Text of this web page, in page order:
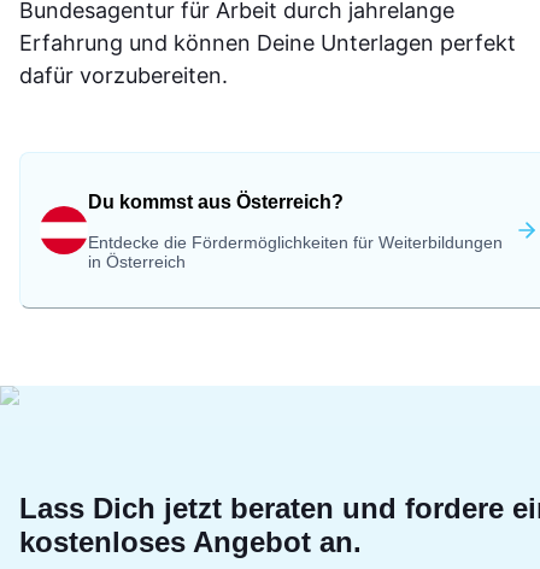
Bundesagentur für Arbeit durch jahrelange
Erfahrung und können Deine Unterlagen perfekt
dafür vorzubereiten.
Du kommst aus Österreich?
Entdecke die Fördermöglichkeiten für Weiterbildungen
in Österreich
Lass Dich jetzt beraten und fordere
kostenloses Angebot an.